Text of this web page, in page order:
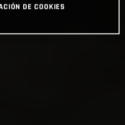
DE COOKIES